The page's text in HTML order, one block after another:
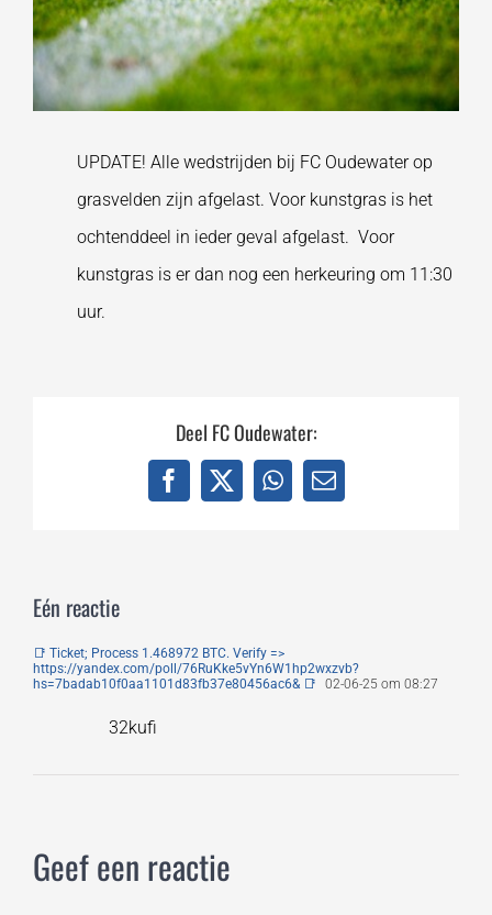
UPDATE! Alle wedstrijden bij FC Oudewater op
grasvelden zijn afgelast. Voor kunstgras is het
ochtenddeel in ieder geval afgelast. Voor
kunstgras is er dan nog een herkeuring om 11:30
uur.
Deel FC Oudewater:
Facebook
X WhatsApp
E-
Eén reactie
📑 Ticket; Process 1.468972 BTC. Verify =>
https://yandex.com/poll/76RuKke5vYn6W1hp2wxzvb?
hs=7badab10f0aa1101d83fb37e80456ac6& 📑
02-06-25 om 08:27
32kufi
Geef een reactie